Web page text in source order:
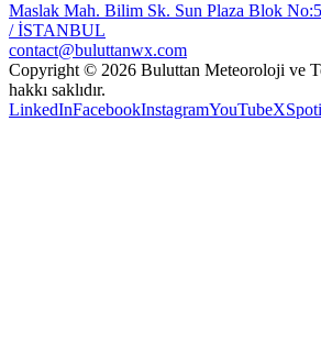
Maslak Mah. Bilim Sk. Sun Plaza Blok
/ İSTANBUL
contact@buluttanwx.com
Copyright © 2026 Buluttan Meteoroloji ve
hakkı saklıdır.
LinkedInFacebookInstagramYouTubeX